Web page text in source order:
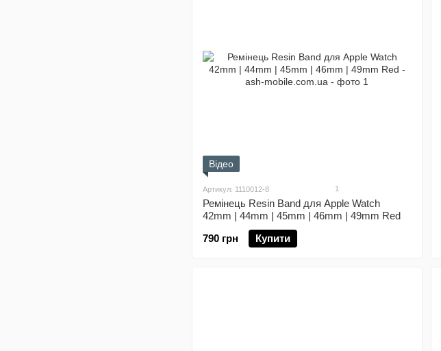
Відео
Артикул: 1110012-8 1
Ремінець Resin Band для Аpple Watch
42mm | 44mm | 45mm | 46mm | 49mm Red
790 грн
Купити